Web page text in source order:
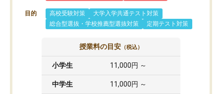
目的 高校受験対策
大学入学共通テスト対策
総合型選抜・学校推薦型選抜対策
定期テスト対策
授業料の目安 （税込）
小学生 11,000円 ～
中学生 11,000円 ～